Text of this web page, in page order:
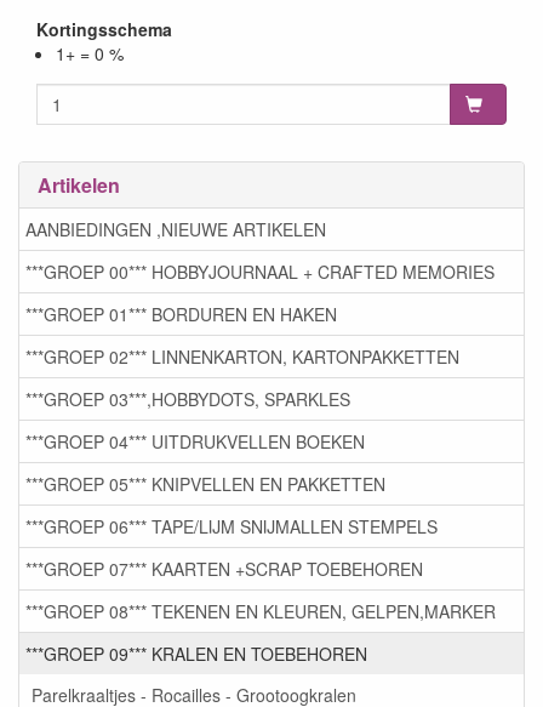
Kortingsschema
1+ = 0 %
Artikelen
AANBIEDINGEN ,NIEUWE ARTIKELEN
***GROEP 00*** HOBBYJOURNAAL + CRAFTED MEMORIES
***GROEP 01*** BORDUREN EN HAKEN
***GROEP 02*** LINNENKARTON, KARTONPAKKETTEN
***GROEP 03***,HOBBYDOTS, SPARKLES
***GROEP 04*** UITDRUKVELLEN BOEKEN
***GROEP 05*** KNIPVELLEN EN PAKKETTEN
***GROEP 06*** TAPE/LIJM SNIJMALLEN STEMPELS
***GROEP 07*** KAARTEN +SCRAP TOEBEHOREN
***GROEP 08*** TEKENEN EN KLEUREN, GELPEN,MARKER
***GROEP 09*** KRALEN EN TOEBEHOREN
Parelkraaltjes - Rocailles - Grootoogkralen